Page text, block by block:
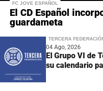
FC JOVE ESPAÑOL
El CD Español
guardameta
TERCERA
04 Ago, 2026
El Grupo VI de
su calendario